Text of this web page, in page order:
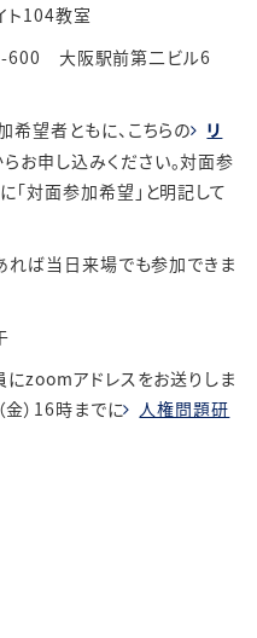
ト104教室
大阪駅前第二ビル6
希望者ともに、こちらの
リ
らお申し込みください。対面参
「対面参加希望」と明記して
れば当日来場でも参加できま
zoomアドレスをお送りしま
金）16時までに
人権問題研